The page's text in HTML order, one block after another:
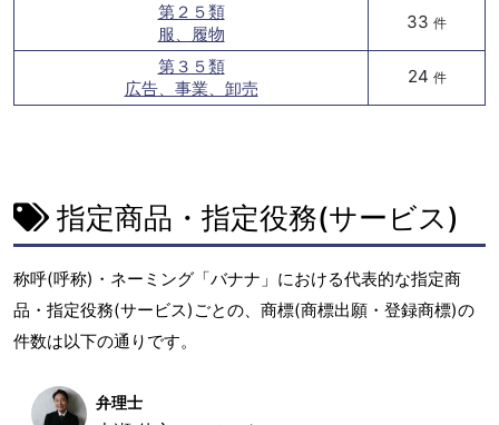
第２５類
服、履物
33 件
第３５類
広告、事業、卸売
24 件
指定商品・指定役務(サービス)
称呼(呼称)・ネーミング「バナナ」における代表的な指定商
品・指定役務(サービス)ごとの、商標(商標出願・登録商標)の
件数は以下の通りです。
弁理士